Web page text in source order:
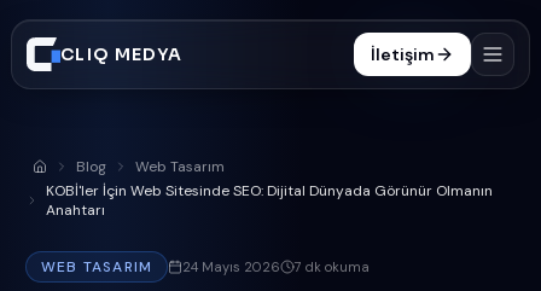
CLIQ MEDYA İletişim
İşler
Blog
Anasayfa
Blog
Web Tasarım
KOBİ'ler İçin Web Sitesinde SEO: Dijital Dünyada Görünür Olmanın
Anahtarı
WEB TASARIM 24 Mayıs 2026 7 dk okuma